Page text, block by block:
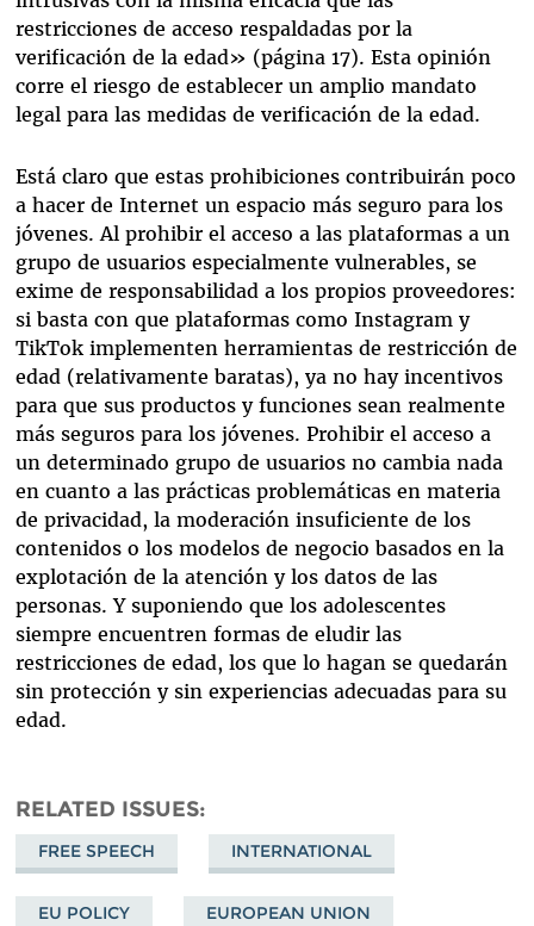
restricciones de acceso respaldadas por la
verificación de la edad» (página 17). Esta opinión
corre el riesgo de establecer un amplio mandato
legal para las medidas de verificación de la edad.
Está claro que estas prohibiciones contribuirán poco
a hacer de Internet un espacio más seguro para los
jóvenes. Al prohibir el acceso a las plataformas a un
grupo de usuarios especialmente vulnerables, se
exime de responsabilidad a los propios proveedores:
si basta con que plataformas como Instagram y
TikTok implementen herramientas de restricción de
edad (relativamente baratas), ya no hay incentivos
para que sus productos y funciones sean realmente
más seguros para los jóvenes. Prohibir el acceso a
un determinado grupo de usuarios no cambia nada
en cuanto a las prácticas problemáticas en materia
de privacidad, la moderación insuficiente de los
contenidos o los modelos de negocio basados en la
explotación de la atención y los datos de las
personas. Y suponiendo que los adolescentes
siempre encuentren formas de eludir las
restricciones de edad, los que lo hagan se quedarán
sin protección y sin experiencias adecuadas para su
edad.
RELATED ISSUES
FREE SPEECH INTERNATIONAL
EU POLICY EUROPEAN UNION